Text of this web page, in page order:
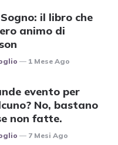
il libro che
animo di
1 Mese Ago
evento per
No, bastano
non fatte.
7 Mesi Ago